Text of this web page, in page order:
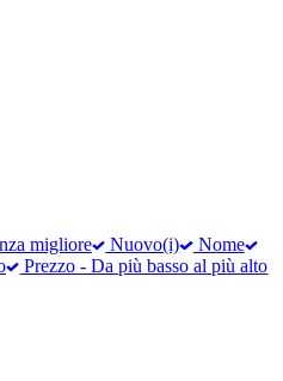
migliore Nuovo(i)
Nome
Prezzo - Da più basso al più alto